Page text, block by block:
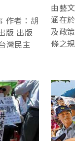
作者：胡
版 出版
灣民主
由藝
涵在
及政
條之